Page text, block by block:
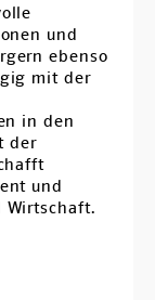
und
ebenso
mit der
in den
der
und
Wirtschaft.